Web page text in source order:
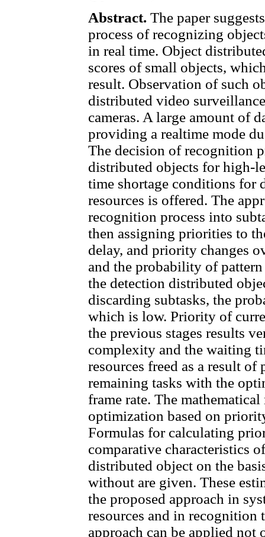
Abstract. The paper
process of recognizing
in real time. Object
scores of small objects,
result. Observation of such
distributed video
cameras. A large amount of
providing a realtime mode
The decision of recognition
distributed objects for high-
time shortage conditions for
resources is offered. The
recognition process into
then assigning priorities to
delay, and priority changes
and the probability of
the detection distributed
discarding subtasks, the
which is low. Priority of
the previous stages results
complexity and the waiting
resources freed as a result
remaining tasks with the
frame rate. The
optimization based on
Formulas for calculating
comparative characteristics
distributed object on the
without are given. These
the proposed approach in
resources and in
approach can be applied